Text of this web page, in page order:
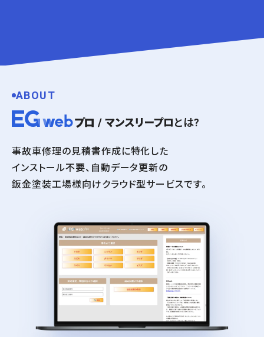
ABOUT
とは?
事故車修理の見積書作成に特化した
インストール不要、自動データ更新の
鈑金塗装工場様向けクラウド型サービスです。